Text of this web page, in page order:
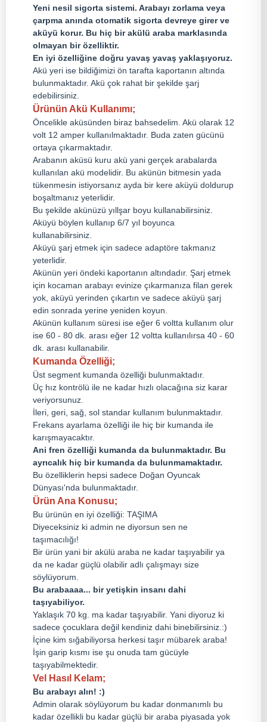
Yeni nesil sigorta sistemi. Arabayı zorlama veya
çarpma anında otomatik sigorta devreye girer ve
aküyü korur. Bu hiç bir akülü araba marklasında
olmayan bir özelliktir.
En iyi özelliğine doğru yavaş yavaş yaklaşıyoruz.
Akü yeri ise bildiğimizi ön tarafta kaportanın altında
bulunmaktadır. Akü çok rahat bir şekilde şarj
edebilirsiniz.
Ürünün Akü Kullanımı;
Öncelikle aküsünden biraz bahsedelim. Akü olarak 12
volt 12 amper kullanılmaktadır. Buda zaten gücünü
ortaya çıkarmaktadır.
Arabanın aküsü kuru akü yani gerçek arabalarda
kullanılan akü modelidir. Bu akünün bitmesin yada
tükenmesin istiyorsanız ayda bir kere aküyü doldurup
boşaltmanız yeterlidir.
Bu şekilde akünüzü yıllşar boyu kullanabilirsiniz.
Aküyü böylen kullanıp 6/7 yıl boyunca
kullanabilirsiniz.
Aküyü şarj etmek için sadece adaptöre takmanız
yeterlidir.
Akünün yeri öndeki kaportanın altındadır. Şarj etmek
için kocaman arabayı evinize çıkarmanıza filan gerek
yok, aküyü yerinden çıkartın ve sadece aküyü şarj
edin sonrada yerine yeniden koyun.
Akünün kullanım süresi ise eğer 6 voltta kullanım olur
ise 60 - 80 dk. arası eğer 12 voltta kullanılırsa 40 - 60
dk. arası kullanabilir.
Kumanda Özelliği;
Üst segment kumanda özelliği bulunmaktadır.
Üç hız kontrölü ile ne kadar hızlı olacağına siz karar
veriyorsunuz.
İleri, geri, sağ, sol standar kullanım bulunmaktadır.
Frekans ayarlama özelliği ile hiç bir kumanda ile
karışmayacaktır.
Ani fren özelliği kumanda da bulunmaktadır. Bu
ayrıcalık hiç bir kumanda da bulunmamaktadır.
Bu özelliklerin hepsi sadece Doğan Oyuncak
Dünyası'nda bulunmaktadır.
Ürün Ana Konusu;
Bu ürünün en iyi özelliği: TAŞIMA
Diyeceksiniz ki admin ne diyorsun sen ne
taşımacılığı!
Bir ürün yani bir akülü araba ne kadar taşıyabilir ya
da ne kadar güçlü olabilir adlı çalışmayı size
söylüyorum.
Bu arabaaaa... bir yetişkin insanı dahi
taşıyabiliyor.
Yaklaşık 70 kg. ma kadar taşıyabilir. Yani diyoruz ki
sadece çocuklara değil kendiniz dahi binebilirsiniz.:)
İçine kim sığabiliyorsa herkesi taşır mübarek araba!
İşin garip kısmı ise şu onuda tam gücüyle
taşıyabilmektedir.
Vel Hasıl Kelam;
Bu arabayı alın! :)
Admin olarak söylüyorum bu kadar donmanımlı bu
kadar özellikli bu kadar güçlü bir araba piyasada yok